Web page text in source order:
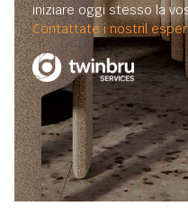
iniziare oggi stesso la
Contattate i nostril